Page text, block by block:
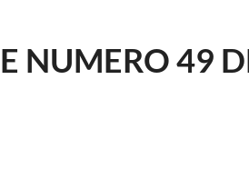
NUMERO 49